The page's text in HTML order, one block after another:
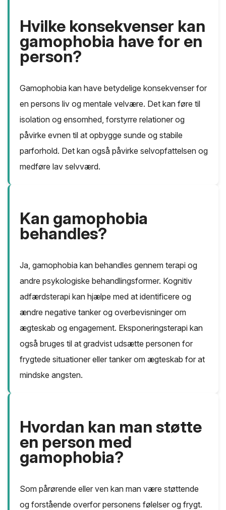
Hvilke konsekvenser kan
gamophobia have for en
person?
Gamophobia kan have betydelige konsekvenser for
en persons liv og mentale velvære. Det kan føre til
isolation og ensomhed, forstyrre relationer og
påvirke evnen til at opbygge sunde og stabile
parforhold. Det kan også påvirke selvopfattelsen og
medføre lav selvværd.
Kan gamophobia
behandles?
Ja, gamophobia kan behandles gennem terapi og
andre psykologiske behandlingsformer. Kognitiv
adfærdsterapi kan hjælpe med at identificere og
ændre negative tanker og overbevisninger om
ægteskab og engagement. Eksponeringsterapi kan
også bruges til at gradvist udsætte personen for
frygtede situationer eller tanker om ægteskab for at
mindske angsten.
Hvordan kan man støtte
en person med
gamophobia?
Som pårørende eller ven kan man være støttende
og forstående overfor personens følelser og frygt.